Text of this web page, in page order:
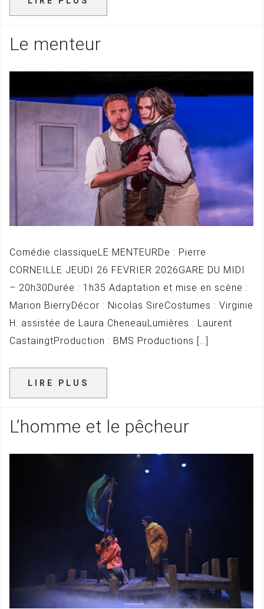
Le menteur
Comédie classiqueLE MENTEURDe : Pierre
CORNEILLE JEUDI 26 FEVRIER 2026GARE DU MIDI
– 20h30Durée : 1h35 Adaptation et mise en scène :
Marion BierryDécor : Nicolas SireCostumes : Virginie
H. assistée de Laura CheneauLumières : Laurent
CastaingtProduction : BMS Productions […]
LIRE PLUS
L’homme et le pêcheur